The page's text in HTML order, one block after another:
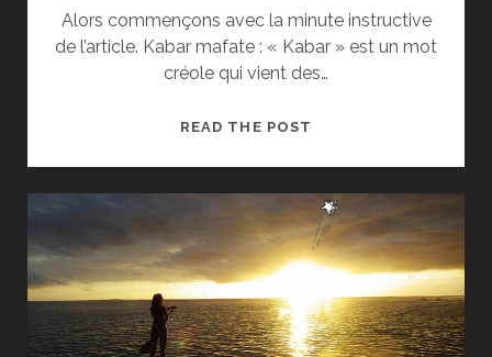
Alors commençons avec la minute instructive
de l’article. Kabar mafate : « Kabar » est un mot
créole qui vient des…
READ THE POST
LE
KABAR
À
KÉSAKO
?